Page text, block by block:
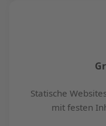
Statische
mit festen